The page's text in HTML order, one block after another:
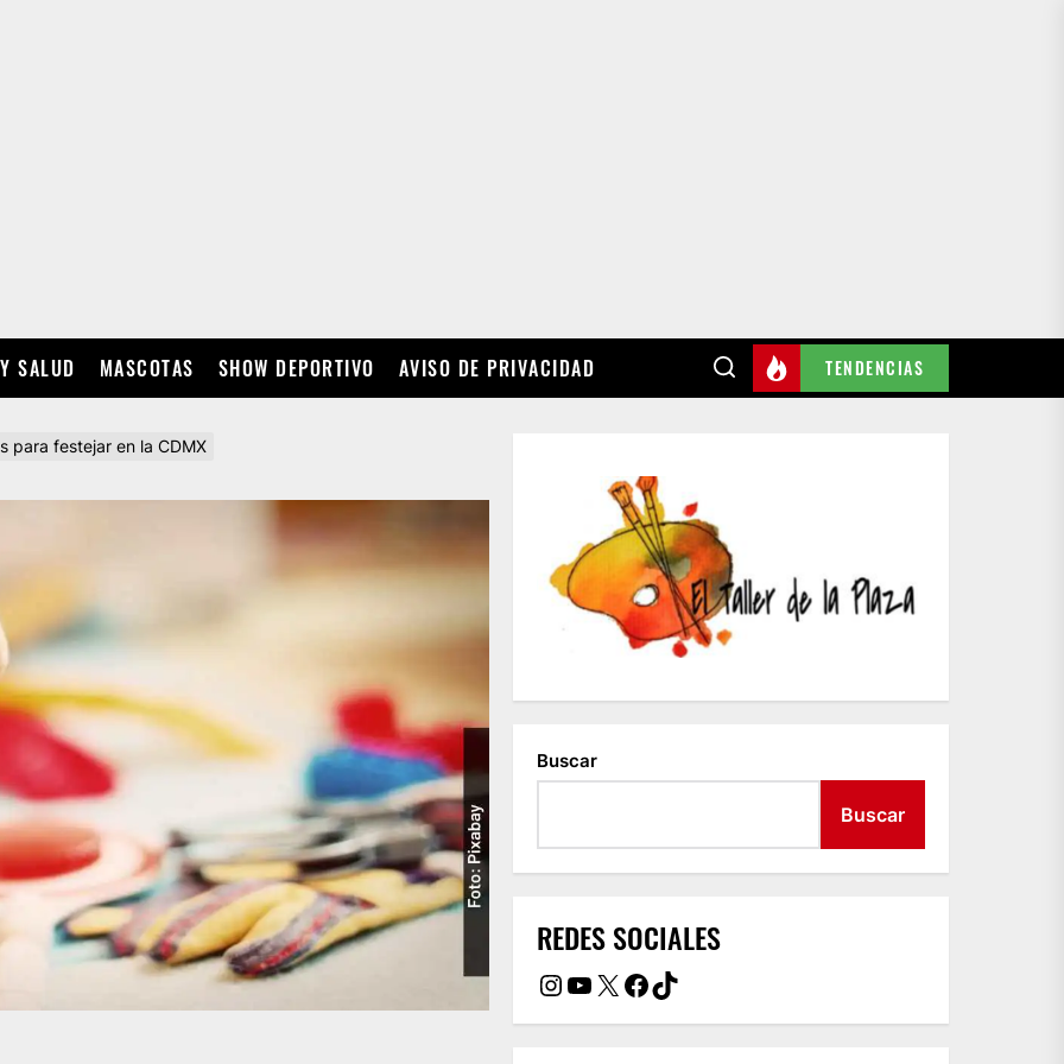
SALUD MASCOTAS SHOW DEPORTIVO AVISO DE PRIVACIDAD TENDENCIAS
para festejar en la CDMX
Buscar
Buscar
REDES SOCIALES
Instagram
YouTube
X Facebook
TikTok